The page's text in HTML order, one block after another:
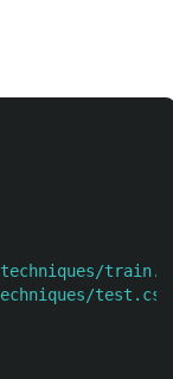
test.csv